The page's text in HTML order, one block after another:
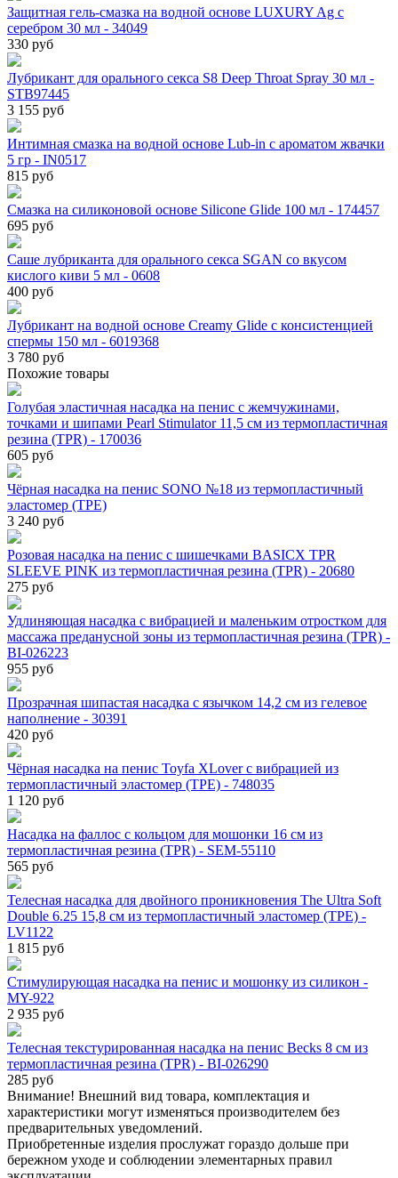
Защитная гель-смазка на водной основе LUXURY Ag с
серебром 30 мл - 34049
330 руб
Лубрикант для орального секса S8 Deep Throat Spray 30 мл -
STB97445
3 155 руб
Интимная смазка на водной основе Lub-in с ароматом жвачки
5 гр - IN0517
815 руб
Смазка на силиконовой основе Silicone Glide 100 мл - 174457
695 руб
Саше лубриканта для орального секса SGAN со вкусом
кислого киви 5 мл - 0608
400 руб
Лубрикант на водной основе Creamy Glide с консистенцией
спермы 150 мл - 6019368
3 780 руб
Похожие товары
Голубая эластичная насадка на пенис с жемчужинами,
точками и шипами Pearl Stimulator 11,5 см из термопластичная
резина (TPR) - 170036
605 руб
Чёрная насадка на пенис SONO №18 из термопластичный
эластомер (TPE)
3 240 руб
Розовая насадка на пенис с шишечками BASICX TPR
SLEEVE PINK из термопластичная резина (TPR) - 20680
275 руб
Удлиняющая насадка с вибрацией и маленьким отростком для
массажа преданусной зоны из термопластичная резина (TPR) -
BI-026223
955 руб
Прозрачная шипастая насадка с язычком 14,2 см из гелевое
наполнение - 30391
420 руб
Чёрная насадка на пенис Toyfa XLover с вибрацией из
термопластичный эластомер (TPE) - 748035
1 120 руб
Насадка на фаллос с кольцом для мошонки 16 см из
термопластичная резина (TPR) - SEM-55110
565 руб
Телесная насадка для двойного проникновения The Ultra Soft
Double 6.25 15,8 см из термопластичный эластомер (TPE) -
LV1122
1 815 руб
Стимулирующая насадка на пенис и мошонку из силикон -
MY-922
2 935 руб
Телесная текстурированная насадка на пенис Becks 8 см из
термопластичная резина (TPR) - BI-026290
285 руб
Внимание! Внешний вид товара, комплектация и
характеристики могут изменяться производителем без
предварительных уведомлений.
Приобретенные изделия прослужат гораздо дольше при
бережном уходе и соблюдении элементарных правил